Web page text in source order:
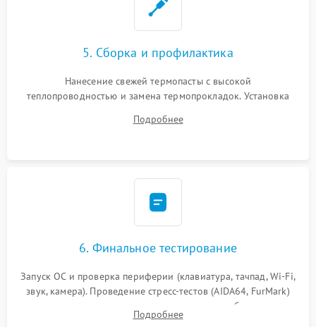
5. Сборка и профилактика
Нанесение свежей термопасты с высокой
теплопроводностью и замена термопрокладок. Установка
шлейфов, модулей памяти и накопителей. Предварительная
Подробнее
6. Финальное тестирование
Запуск ОС и проверка периферии (клавиатура, тачпад, Wi-Fi,
звук, камера). Проведение стресс-тестов (AIDA64, FurMark)
для контроля температурного режима и стабильности
системы под пиковой нагрузкой.
Подробнее